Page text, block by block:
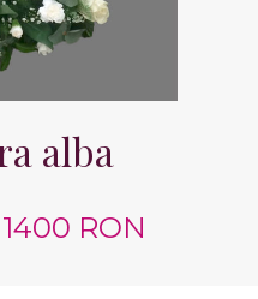
alba
1400 RON